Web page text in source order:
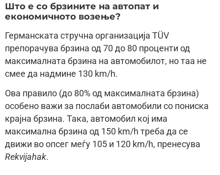
Што е со брзините на автопат и
економичното возење?
Германската стручна организација TÜV
препорачува брзина од 70 до 80 проценти од
максималната брзина на автомобилот, но таа не
смее да надмине 130 km/h.
Ова правило (до 80% од максималната брзина)
особено важи за послаби автомобили со пониска
крајна брзина. Така, автомобил кој има
максимална брзина од 150 km/h треба да се
движи во опсег меѓу 105 и 120 km/h, пренесува
Rekvijahak.